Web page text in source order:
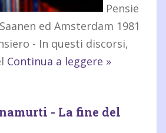
Pensie
ed Amsterdam 1981
- In questi discorsi,
Continua a leggere »
- La fine del